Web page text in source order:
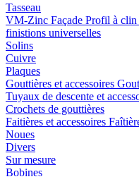
Tasseau
VM-Zinc Façade Profil à clin
finistions universelles
Solins
Cuivre
Plaques
Gouttières et accessoires
Tuyaux de descente et
Crochets de gouttières
Faitières et accessoires
Noues
Divers
Sur mesure
Bobines